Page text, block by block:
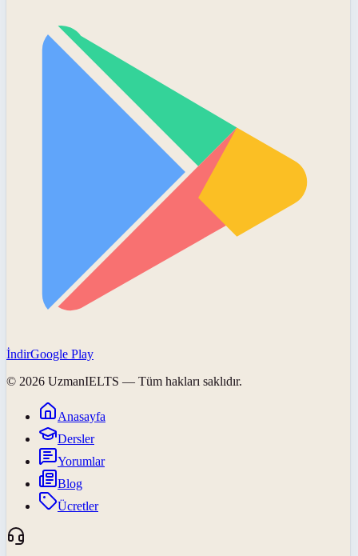
İndirGoogle Play
© 2026 UzmanIELTS — Tüm hakları saklıdır.
Anasayfa
Dersler
Yorumlar
Blog
Ücretler